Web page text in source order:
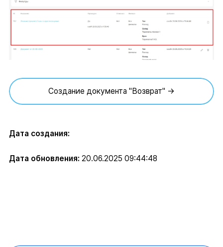
Создание документа "Возврат" →
Дата создания:
Дата обновления: 20.06.2025 09:44:48